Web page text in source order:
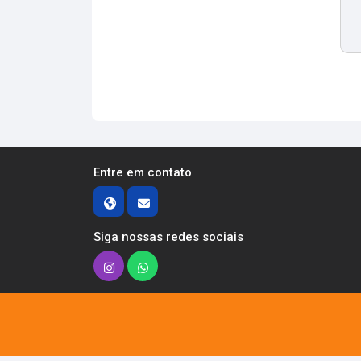
Entre em contato
Siga nossas redes sociais